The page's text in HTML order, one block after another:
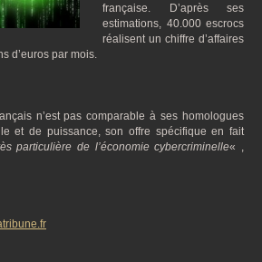
française. D’après ses
estimations, 40.000 escrocs
réalisent un chiffre d’affaires
d’euros par mois.
n’est pas comparable à ses homologues
et de puissance, son offre spécifique en fait
particulière de l’économie cybercriminelle« ,